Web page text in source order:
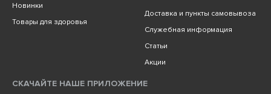
Новинки
Товары для здоровья
Доставка и пункты самовывоза
Служебная информация
Статьи
Акции
СКАЧАЙТЕ НАШЕ ПРИЛОЖЕНИЕ